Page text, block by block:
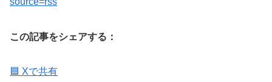
この記事をシェアする：
🟦 Xで共有